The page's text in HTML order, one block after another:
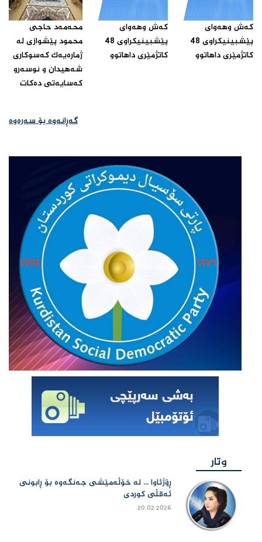
که‌ش وهه‌واى
پێشبینیکراوى 48
کاتژمێرى داهاتوو‌
که‌ش وهه‌واى
پێشبینیکراوى 48
کاتژمێرى داهاتوو‌
محه‌مه‌د حاجى
محمود پێشوازى له‌
ژماره‌یه‌ک که‌سوکارى
شه‌هیدان و نوسه‌رو
که‌سایه‌تى ده‌کات ‌
گەڕانەوە بۆ سەرەوە
وتار
ڕۆژئاوا ... لە خۆڵەمێشی جەنگەوە بۆ ڕابونی
ئەقڵی کوردی
20.02.2026